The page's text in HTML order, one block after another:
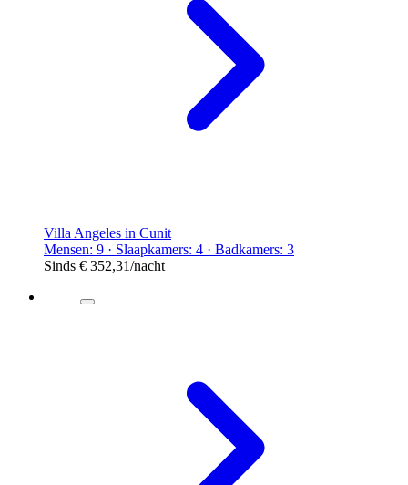
Villa Angeles in Cunit
Mensen: 9 · Slaapkamers: 4 · Badkamers: 3
Sinds € 352,31/nacht